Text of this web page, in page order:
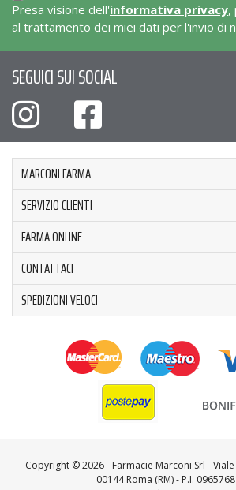
Presa visione dell'informativa privacy,
al trattamento dei miei dati per l'invio di
SEGUICI SUI SOCIAL
MARCONI FARMA
SERVIZIO CLIENTI
FARMA ONLINE
CONTATTACI
SPEDIZIONI VELOCI
Copyright ©2026 - Farmacie Marconi Srl -
00144 Roma (RM) - P.I.